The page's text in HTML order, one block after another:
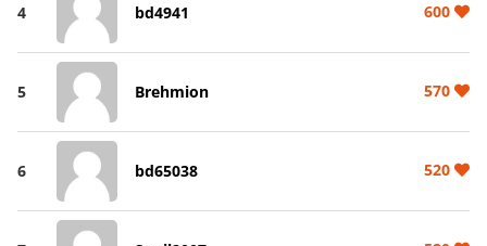
4 bd4941 600
5 Brehmion 570
6 bd65038 520